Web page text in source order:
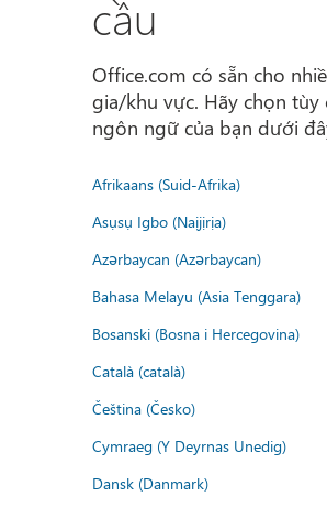
cầu
Office.com có sẵn cho
gia/khu vực. Hãy chọn tùy
ngôn ngữ của bạn dưới
Afrikaans (Suid-Afrika)
Asụsụ Igbo (Naịjịrịa)
Azərbaycan (Azərbaycan)
Bahasa Melayu (Asia Tenggara)
Bosanski (Bosna i Hercegovina)
Català (català)
Čeština (Česko)
Cymraeg (Y Deyrnas Unedig)
Dansk (Danmark)